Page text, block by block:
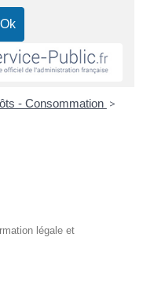
- Consommation >
légale et